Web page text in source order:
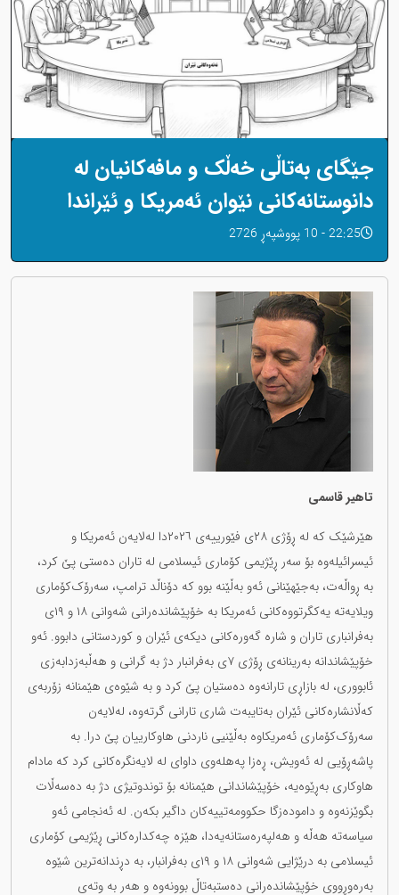
جێگای بەتاڵی خەڵک و مافەکانیان لە
دانوستانەکانی نێوان ئەمریکا و ئێراندا
22:25 - 10 پووشپەڕ 2726
تاهیر قاسمی
هێرشێک کە لە ڕۆژی ٢٨ی فێورییەی ٢٠٢٦دا لەلایەن ئەمریکا و
ئیسرائیلەوە بۆ سەر ڕێژیمی کۆماری ‏ئیسلامی لە تاران دەستی پێ کرد،
بە ڕواڵەت، بەجێهێنانی ئەو بەڵێنە بوو کە دۆناڵد ترامپ، سەرۆک‌کۆماری
‏ویلایەتە یەکگرتووەکانی ئەمریکا بە خۆپێشاندەرانی شەوانی ١٨ و ١٩ی
بەفرانباری تاران و شارە ‏گەورەکانی دیکەی ئێران و کوردستانی دابوو. ئەو
خۆپێشاندانە بەرینانەی ڕۆژی ٧ی بەفرانبار دژ بە گرانی و ‏هەڵبەزدابەزی
ئابووری، لە بازاڕی تارانەوە دەستیان پێ کرد و بە شێوەی هێمنانە زۆربەی
کەڵانشارەکانی ‏ئێران بەتایبەت شاری تارانی گرتەوە، لەلایەن
سەرۆک‌کۆماری ئەمریکاوە بەڵێنیی ناردنی هاوکارییان پێ درا. ‏بە
پاشەڕۆیی لە ئەویش، ڕەزا پەهلەوی داوای لە لایەنگرەکانی کرد کە مادام
هاوکاری بەڕێوەیە، ‏خۆپێشاندانی هێمنانە بۆ توندوتیژی دژ بە دەسەڵات
بگوێزنەوە و دامودەزگا حکوومەتییەکان داگیر بکەن. ‏لە ئەنجامی ئەو
سیاسەتە هەڵە و هەلپەرەستانەیەدا، هێزە چەکدارەکانی ڕێژیمی کۆماری
ئیسلامی بە ‏درێژایی شەوانی ١٨ و ١٩ی بەفرانبار، بە دڕندانەترین شێوە
بەرەوڕووی خۆپێشاندەرانی دەستبەتاڵ ‏بوونەوە و هەر بە وتەی